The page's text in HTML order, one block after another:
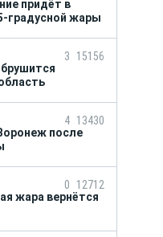
придёт в
градусной жары
3
15156
4 13430
после
0
12712
жара вернётся